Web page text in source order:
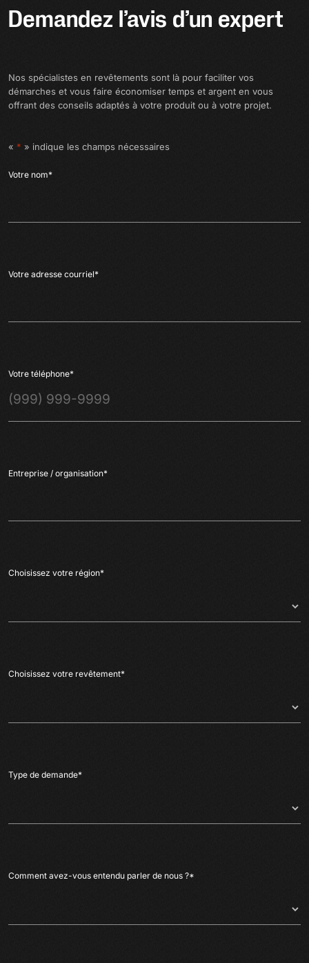
Demandez l’avis d’un expert
Nos spécialistes en revêtements sont là pour faciliter vos
démarches et vous faire économiser temps et argent en vous
offrant des conseils adaptés à votre produit ou à votre projet.
« * » indique les champs nécessaires
Votre nom*
Votre adresse courriel*
Votre téléphone*
Entreprise / organisation*
Choisissez votre région*
Choisissez votre revêtement*
Type de demande*
Comment avez-vous entendu parler de nous ?*